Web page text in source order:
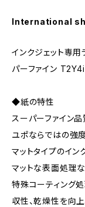
International
インクジェット専
パーファイン
◆紙の特性
スーパーファイン品
ユポならではの強
マットタイプのイン
マットな表面処理
特殊コーティング処
収性、乾燥性を向上